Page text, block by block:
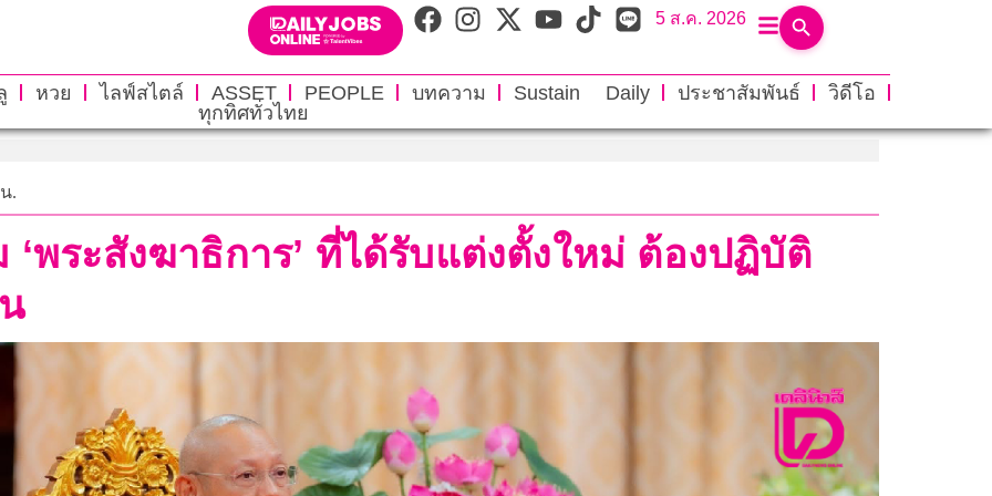
5 ส.ค. 2026
หวย ไลฟ์สไตล์ ASSET PEOPLE บทความ Sustain Daily ประชาสัมพันธ์
วิดีโอ
ทุกทิศทั่วไทย
.
‘พระสังฆาธิการ’ ที่ได้รับแต่งตั้งใหม่ ต้องปฏิบัติ